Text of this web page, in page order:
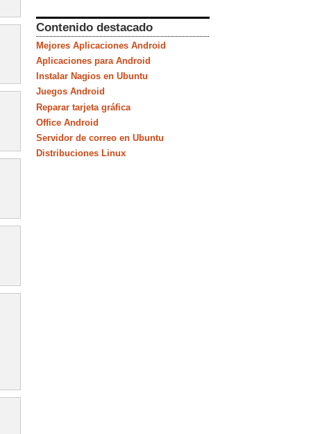
Contenido destacado
Mejores Aplicaciones Android
Aplicaciones para Android
Instalar Nagios en Ubuntu
Juegos Android
Reparar tarjeta gráfica
Office Android
Servidor de correo en Ubuntu
Distribuciones Linux